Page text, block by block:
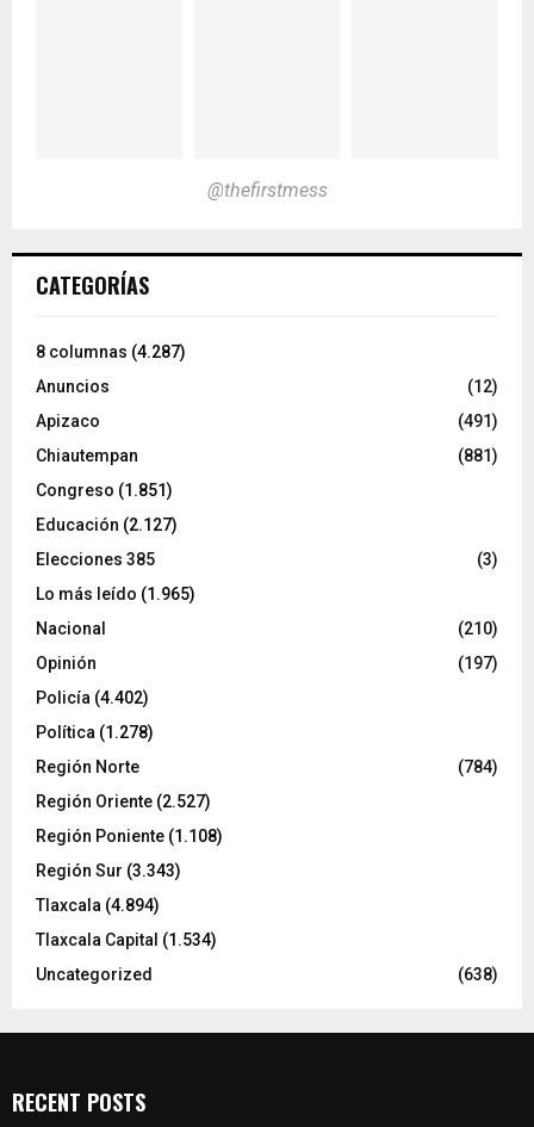
@thefirstmess
CATEGORÍAS
8 columnas (4.287)
Anuncios
(12)
Apizaco
(491)
Chiautempan
(881)
Congreso (1.851)
Educación (2.127)
Elecciones 385
(3)
Lo más leído (1.965)
Nacional
(210)
Opinión
(197)
Policía (4.402)
Política (1.278)
Región Norte
(784)
Región Oriente (2.527)
Región Poniente (1.108)
Región Sur (3.343)
Tlaxcala (4.894)
Tlaxcala Capital (1.534)
Uncategorized
(638)
RECENT POSTS